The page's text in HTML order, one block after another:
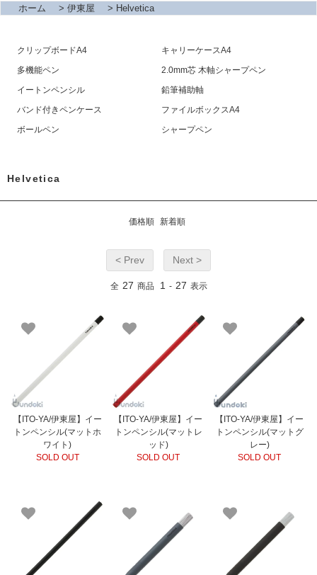
ホーム > 伊東屋 > Helvetica
クリップボードA4
キャリーケースA4
多機能ペン
2.0mm芯 木軸シャープペン
イートンペンシル
鉛筆補助軸
バンド付きペンケース
ファイルボックスA4
ボールペン
シャープペン
Helvetica
価格順 新着順
< Prev Next >
全 27 商品 1 - 27 表示
【ITO-YA/伊東屋】イー
トンペンシル(マットホ
ワイト)
SOLD OUT
【ITO-YA/伊東屋】イー
トンペンシル(マットレ
ッド)
SOLD OUT
【ITO-YA/伊東屋】イー
トンペンシル(マットグ
レー)
SOLD OUT